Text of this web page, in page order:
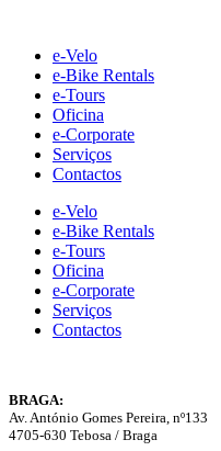
contente-Velo
e-Bike Rentals
e-Tours
Oficina
e-Corporate
Serviços
Contactos
e-Velo
e-Bike Rentals
e-Tours
Oficina
e-Corporate
Serviços
Contactos
BRAGA:
Av. António Gomes Pereira, nº133
4705-630 Tebosa / Braga